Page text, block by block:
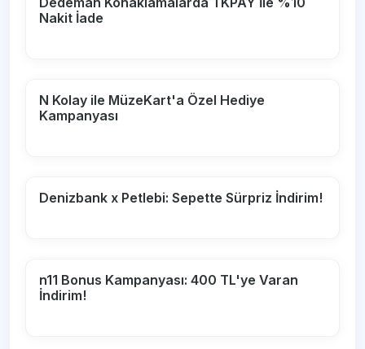
Nakit İade
N Kolay ile MüzeKart'a Özel Hediye
Kampanyası
Denizbank x Petlebi: Sepette Sürpriz İndirim!
n11 Bonus Kampanyası: 400 TL'ye Varan
İndirim!